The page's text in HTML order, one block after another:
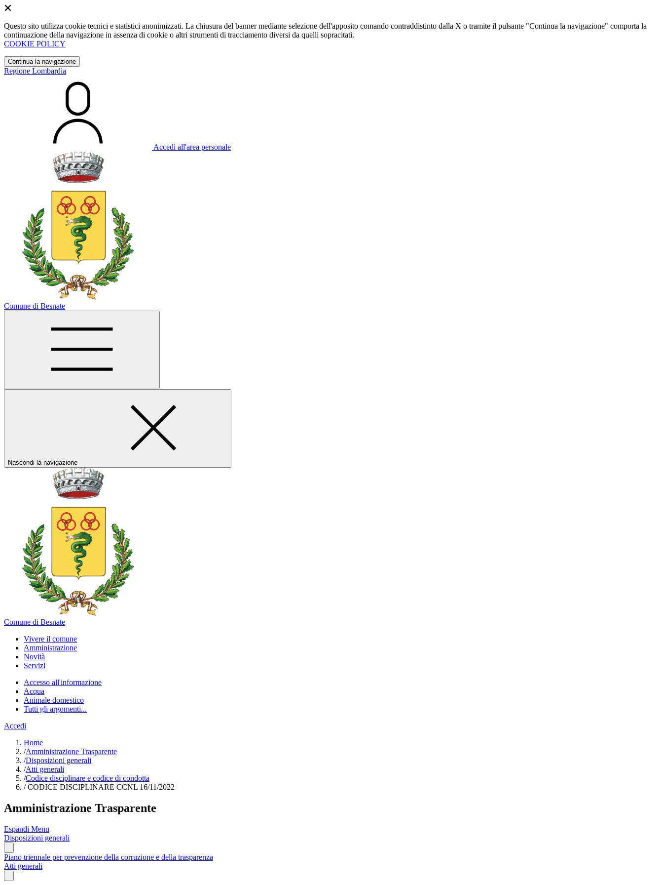
Questo sito utilizza cookie tecnici e statistici anonimizzati. La chiusura del banner mediante selezione dell'apposito comando contraddistinto dalla X o tramite il pulsante "Continua la navigazione" comporta la
continuazione della navigazione in assenza di cookie o altri strumenti di tracciamento diversi da quelli sopracitati.
COOKIE POLICY
Continua la navigazione
Regione Lombardia
Accedi all'area personale
Comune di Besnate
Nascondi la navigazione
Comune di Besnate
Vivere il comune
Amministrazione
Novità
Servizi
Accesso all'informazione
Acqua
Animale domestico
Tutti gli argomenti...
Accedi
Home
/Amministrazione Trasparente
/Disposizioni generali
/Atti generali
/Codice disciplinare e codice di condotta
/CODICE DISCIPLINARE CCNL 16/11/2022
Amministrazione Trasparente
Espandi Menu
Disposizioni generali
Piano triennale per prevenzione della corruzione e della trasparenza
Atti generali